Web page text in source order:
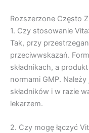
Rozszerzone Często
1. Czy stosowanie
Tak, przy
przeciwwskazań.
składnikach, a
normami GMP.
składników i w razie
lekarzem.
2. Czy mogę łączyć